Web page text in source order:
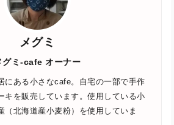
メグミ
グミ-cafe オーナー
にある小さなcafe。自宅の一部で手作
キを販売しています。使用している小
（北海道産小麦粉）を使用していま